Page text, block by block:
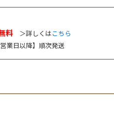
料 ＞詳しくはこちら
業日以降】順次発送